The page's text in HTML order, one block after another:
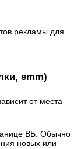
рекламы для
smm)
от места
ВБ. Обычно
новых или